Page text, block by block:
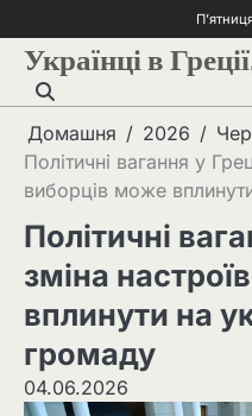
Українці в
Домашня 2026
Політичні вагання у
виборців може
Політичні
зміна
вплинути на
громаду
04.06.2026